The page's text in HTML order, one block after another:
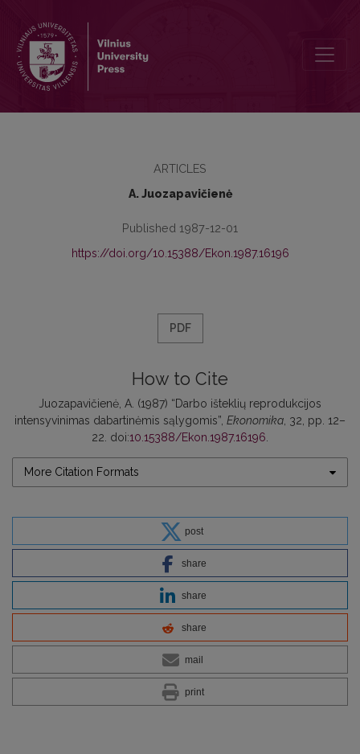
ARTICLES
A. Juozapavičienė
Published 1987-12-01
https://doi.org/10.15388/Ekon.1987.16196
PDF
How to Cite
Juozapavičienė, A. (1987) “Darbo išteklių reprodukcijos
intensyvinimas dabartinėmis sąlygomis”, Ekonomika , 32, pp. 12–
22. doi:10.15388/Ekon.1987.16196
More Citation Formats
post
share
share
share
mail
print